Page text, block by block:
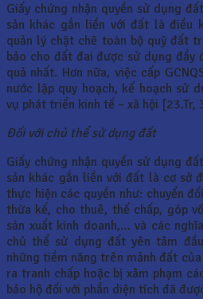
Giấy chứng nhận quyền sử dụng
sản khác gắn liền với đất là điều
quản lý chặt chẽ toàn bộ quỹ đất
bảo cho đất đai được sử dụng đầy
quả nhất. Hơn nữa, việc cấp
nước lập quy hoạch, kế hoạch sử
vụ phát triển kinh tế – xã hội [23.Tr,
Đối với chủ thể sử dụng đất
Giấy chứng nhận quyền sử dụng
sản khác gắn liền với đất là cơ sở
thực hiện các quyền như: chuyển
thừa kế, cho thuê, thế chấp, góp
sản xuất kinh doanh,… và các
chủ thể sử dụng đất yên tâm
những tiềm năng trên mảnh đất
ra tranh chấp hoặc bị xâm phạm
bảo hộ đối với phần diện tích đã